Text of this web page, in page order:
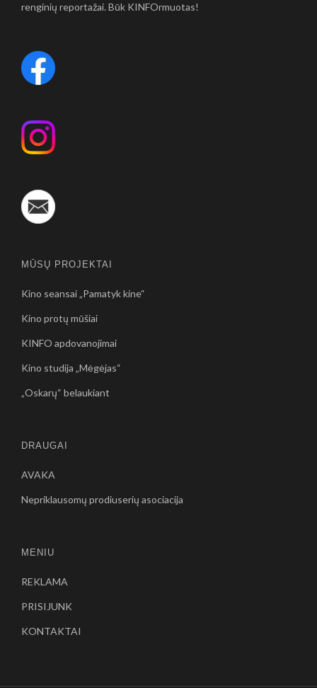
renginių reportažai. Būk KINFOrmuotas!
MŪSŲ PROJEKTAI
Kino seansai „Pamatyk kine“
Kino protų mūšiai
KINFO apdovanojimai
Kino studija „Mėgėjas“
„Oskarų“ belaukiant
DRAUGAI
AVAKA
Nepriklausomų prodiuserių asociacija
MENIU
REKLAMA
PRISIJUNK
KONTAKTAI